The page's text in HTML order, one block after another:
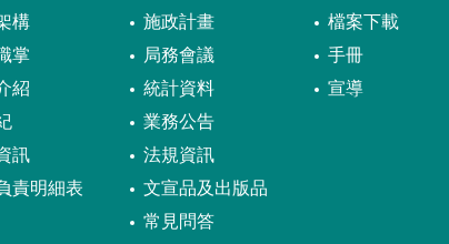
構
掌
紹
訊
責明細表
施政計畫
局務會議
統計資料
業務公告
法規資訊
文宣品及出版品
常見問答
檔案下載
手冊
宣導